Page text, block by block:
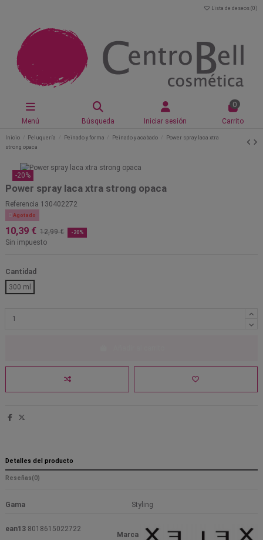
Lista de deseos (0 )
Menú Búsqueda Iniciar sesión
0
Carrito
Inicio Peluquería Peinado y forma Peinado y acabado
Power spray laca xtra
strong opaca
-20%
Power spray laca xtra strong opaca
Referencia 130402272
 Agotado
10,39 € 12,99 € -20%
Sin impuesto
Cantidad
300 ml
Detalles del producto
Reseñas(0)
Gama Styling
Marca
ean13 8018615022722